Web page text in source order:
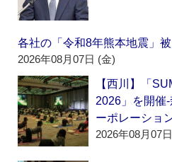
各社の「令和8年熊本地震」
2026年08月07日 (金)
【西川】「
2026」を開催
ーポレーショ
2026年08月07